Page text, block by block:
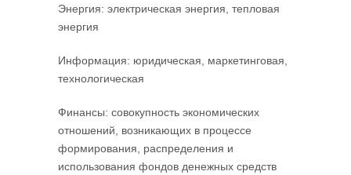
Энергия: электрическая энергия, тепловая
энергия
Информация: юридическая, маркетинговая,
технологическая
Финансы: совокупность экономических
отношений, возникающих в процессе
формирования, распределения и
использования фондов денежных средств